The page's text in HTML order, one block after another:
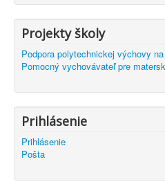
Projekty školy
Podpora polytechnickej výchovy
Pomocný vychovávateľ pre
Prihlásenie
Prihlásenie
Pošta